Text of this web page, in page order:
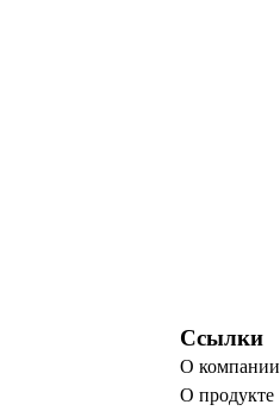
Ссылки
О компании
О продукте